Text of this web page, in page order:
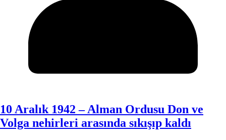
10 Aralık 1942 – Alman Ordusu Don ve
Volga nehirleri arasında sıkışıp kaldı